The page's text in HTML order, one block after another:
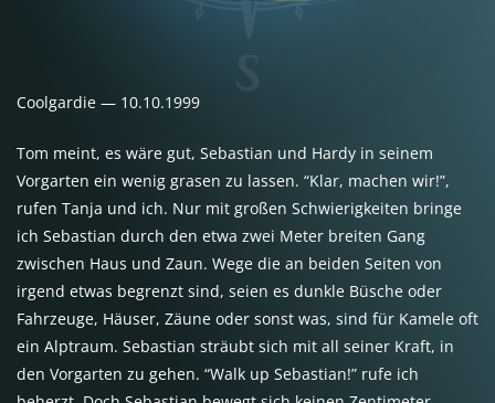
Coolgardie — 10.10.1999
Tom meint, es wäre gut, Sebastian und Hardy in seinem
Vorgarten ein wenig grasen zu lassen. “Klar, machen wir!”,
rufen Tanja und ich. Nur mit großen Schwierigkeiten bringe
ich Sebastian durch den etwa zwei Meter breiten Gang
zwischen Haus und Zaun. Wege die an beiden Seiten von
irgend etwas begrenzt sind, seien es dunkle Büsche oder
Fahrzeuge, Häuser, Zäune oder sonst was, sind für Kamele oft
ein Alptraum. Sebastian sträubt sich mit all seiner Kraft, in
den Vorgarten zu gehen. “Walk up Sebastian!” rufe ich